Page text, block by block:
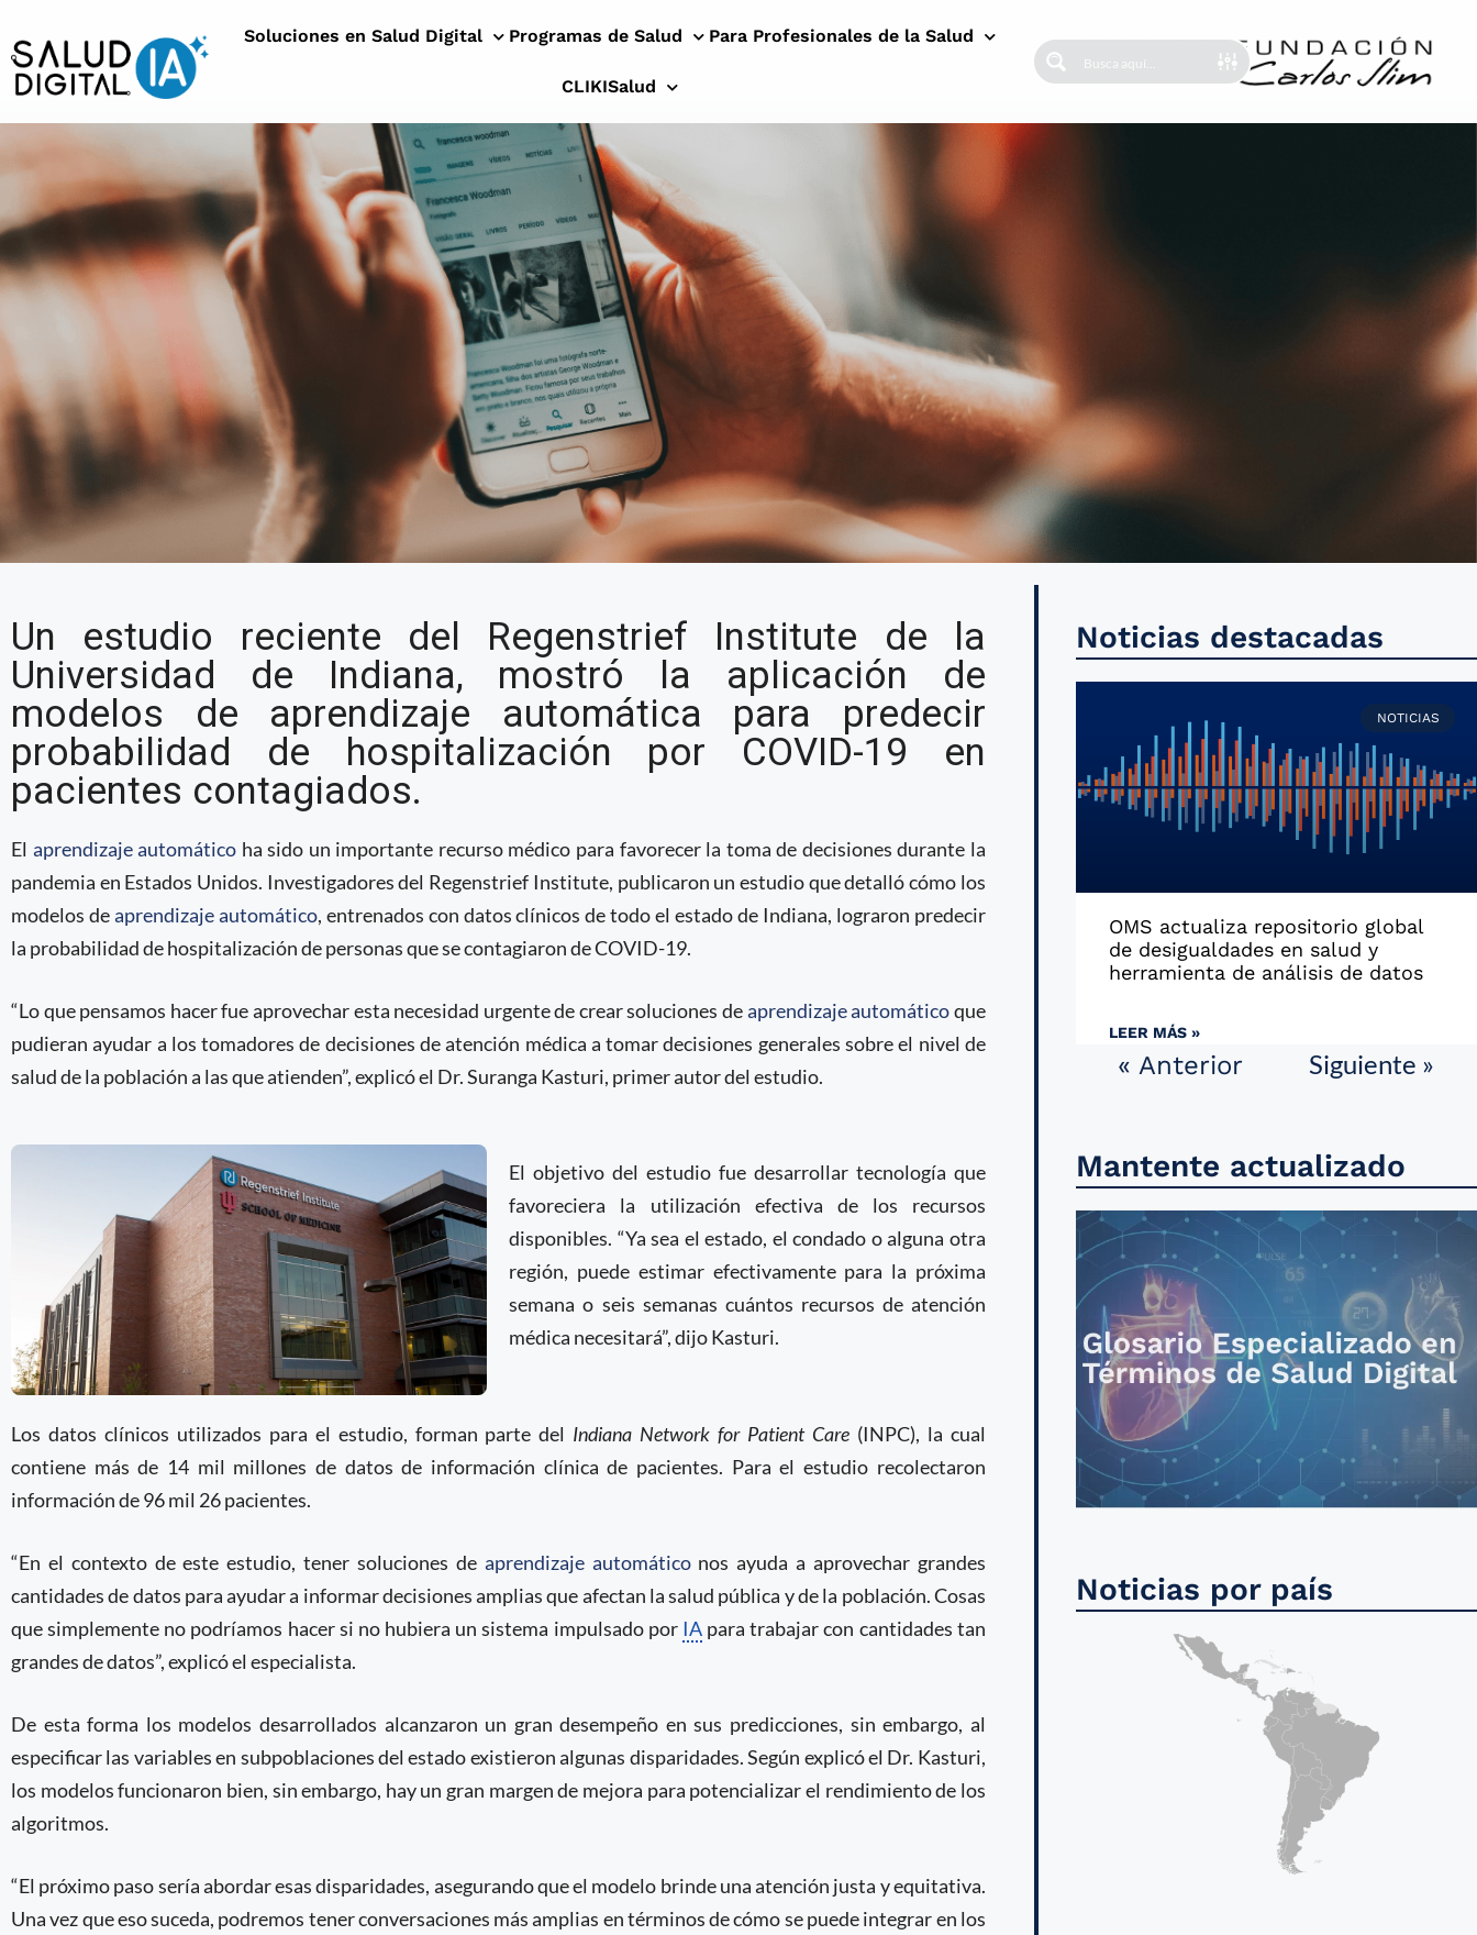
Soluciones en Salud Digital Programas de Salud Para Profesionales de la Salud
CLIKISalud
El rol del aprendizaje automático en la toma de
decisiones sobre COVID-19
Un estudio reciente del Regenstrief Institute de la
Universidad de Indiana, mostró la aplicación de
modelos de aprendizaje automática para predecir
probabilidad de hospitalización por COVID-19 en
pacientes contagiados.
El aprendizaje automático ha sido un importante recurso médico para favorecer la toma de decisiones durante la
pandemia en Estados Unidos. Investigadores del Regenstrief Institute, publicaron un estudio que detalló cómo los
modelos deaprendizaje automático, entrenados con datos clínicos de todo el estado de Indiana, lograron predecir
la probabilidad de hospitalización de personas que se contagiaron de COVID-19.
“Lo que pensamos hacer fue aprovechar esta necesidad urgente de crear soluciones deaprendizaje automáticoque
pudieran ayudar a los tomadores de decisiones de atención médica a tomar decisiones generales sobre el nivel de
salud de la población a las que atienden”, explicó el Dr. Suranga Kasturi, primer autor del estudio.
El objetivo del estudio fue desarrollar tecnología que
favoreciera la utilización efectiva de los recursos
disponibles. “Ya sea el estado, el condado o alguna otra
región, puede estimar efectivamente para la próxima
semana o seis semanas cuántos recursos de atención
médica necesitará”, dijo Kasturi.
Los datos clínicos utilizados para el estudio, forman parte del Indiana Network for Patient Care (INPC), la cual
contiene más de 14 mil millones de datos de información clínica de pacientes. Para el estudio recolectaron
información de 96 mil 26 pacientes.
“En el contexto de este estudio, tener soluciones de aprendizaje automáticonos ayuda a aprovechar grandes
cantidades de datos para ayudar a informar decisiones amplias que afectan la salud pública y de la población. Cosas
que simplemente no podríamos hacer si no hubiera un sistema impulsado por IApara trabajar con cantidades tan
grandes de datos”, explicó el especialista.
De esta forma los modelos desarrollados alcanzaron un gran desempeño en sus predicciones, sin embargo, al
especificar las variables en subpoblaciones del estado existieron algunas disparidades. Según explicó el Dr. Kasturi,
los modelos funcionaron bien, sin embargo, hay un gran margen de mejora para potencializar el rendimiento de los
algoritmos.
“El próximo paso sería abordar esas disparidades, asegurando que el modelo brinde una atención justa y equitativa.
Una vez que eso suceda, podremos tener conversaciones más amplias en términos de cómo se puede integrar en los
Noticias destacadas
NOTICIAS
OMS actualiza repositorio global
de desigualdades en salud y
herramienta de análisis de datos
LEER MÁS »
« Anterior Siguiente »
Mantente actualizado
Noticias por país